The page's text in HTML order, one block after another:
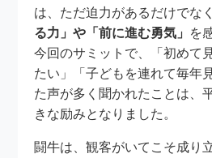
は、ただ迫力があるだけでな
る力」や「前に進む勇気」 を
今回のサミットで、「初めて
たい」「子どもを連れて毎年
た声が多く聞かれたことは、
きな励みとなりました。
闘牛は、観客がいてこそ成り